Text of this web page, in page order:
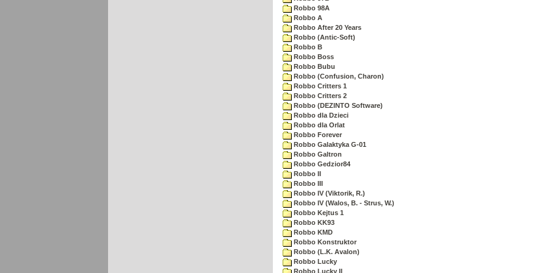
Robbo 98A
Robbo A
Robbo After 20 Years
Robbo (Antic-Soft)
Robbo B
Robbo Boss
Robbo Bubu
Robbo (Confusion, Charon)
Robbo Critters 1
Robbo Critters 2
Robbo (DEZINTO Software)
Robbo dla Dzieci
Robbo dla Orlat
Robbo Forever
Robbo Galaktyka G-01
Robbo Galtron
Robbo Gedzior84
Robbo II
Robbo III
Robbo IV (Viktorik, R.)
Robbo IV (Walos, B. - Strus, W.)
Robbo Kejtus 1
Robbo KK93
Robbo KMD
Robbo Konstruktor
Robbo (L.K. Avalon)
Robbo Lucky
Robbo Lucky II